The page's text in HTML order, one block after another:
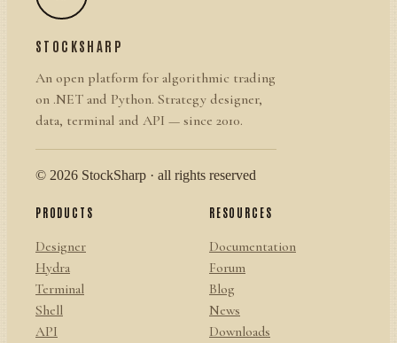
STOCKSHARP
An open platform for algorithmic trading
on .NET and Python. Strategy designer,
data, terminal and API — since 2010.
© 2026 StockSharp · all rights reserved
PRODUCTS
Designer
Hydra
Terminal
Shell
API
RESOURCES
Documentation
Forum
Blog
News
Downloads